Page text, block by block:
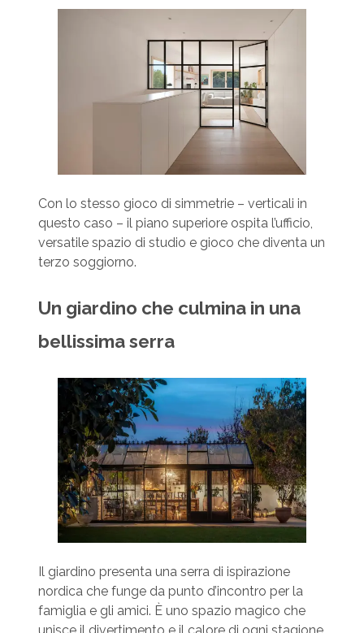
Con lo stesso gioco di simmetrie – verticali in
questo caso – il piano superiore ospita l’ufficio,
versatile spazio di studio e gioco che diventa un
terzo soggiorno.
Un giardino che culmina in una
bellissima serra
Il giardino presenta una serra di ispirazione
nordica che funge da punto d’incontro per la
famiglia e gli amici. È uno spazio magico che